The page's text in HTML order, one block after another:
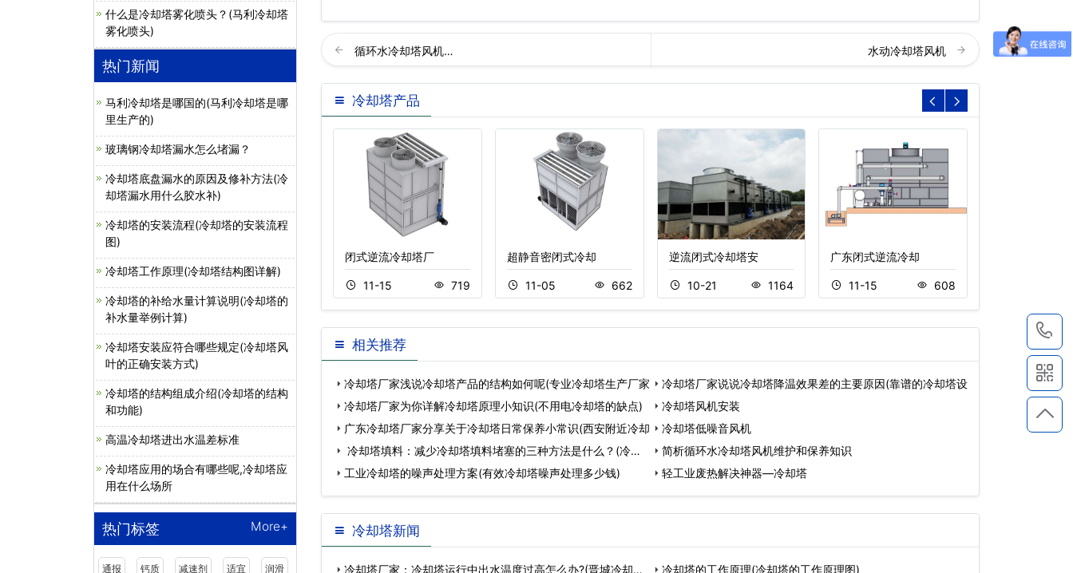
什么是冷却塔雾化喷头？(马利冷却塔
雾化喷头)
热门新闻
马利冷却塔是哪国的(马利冷却塔是哪
里生产的)
玻璃钢冷却塔漏水怎么堵漏？
冷却塔底盘漏水的原因及修补方法(冷
却塔漏水用什么胶水补)
冷却塔的安装流程(冷却塔的安装流程
图)
冷却塔工作原理(冷却塔结构图详解)
冷却塔的补给水量计算说明(冷却塔的
补水量举例计算)
冷却塔安装应符合哪些规定(冷却塔风
叶的正确安装方式)
冷却塔的结构组成介绍(冷却塔的结构
和功能)
高温冷却塔进出水温差标准
冷却塔应用的场合有哪些呢,冷却塔应
用在什么场所
热门标签 More+
通报 钙质 减速剂 适宜 润滑
循环水冷却塔风机… 水动冷却塔风机
冷却塔产品
广东闭式逆流冷却
608
圆形冷却塔,节能
11-22 621
闭式逆流冷却塔厂
11-15 719
超静音密闭式冷却
11-05 662
逆流闭式冷却塔安
10-21 1164
广东闭式逆流冷却
11-15 608
相关推荐
冷却塔厂家浅说冷却塔产品的结构如何呢(专业冷却塔生产厂家
冷却塔厂家说说冷却塔降温效果差的主要原因(靠谱的冷却塔设
冷却塔厂家为你详解冷却塔原理小知识(不用电冷却塔的缺点)
冷却塔风机安装
广东冷却塔厂家分享关于冷却塔日常保养小常识(西安附近冷却
冷却塔低噪音风机
冷却塔填料：减少冷却塔填料堵塞的三种方法是什么？(冷却
塔填
简析循环水冷却塔风机维护和保养知识
工业冷却塔的噪声处理方案(有效冷却塔噪声处理多少钱)
轻工业废热解决神器—冷却塔
冷却塔新闻
冷却塔厂家：冷却塔运行中出水温度过高怎么办?(晋城冷却塔
冷却塔的工作原理(冷却塔的工作原理图)